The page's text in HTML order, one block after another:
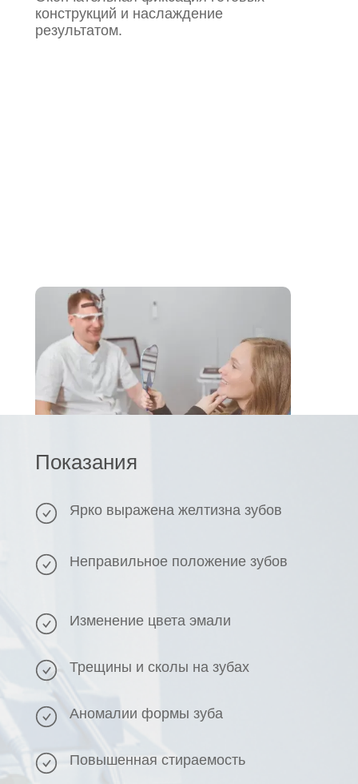
конструкций и наслаждение
результатом.
Показания
Повышенная стираемость
Аномалии формы зуба
Трещины и сколы на зубах
Изменение цвета эмали
Неправильное положение зубов
Ярко выражена желтизна зубов